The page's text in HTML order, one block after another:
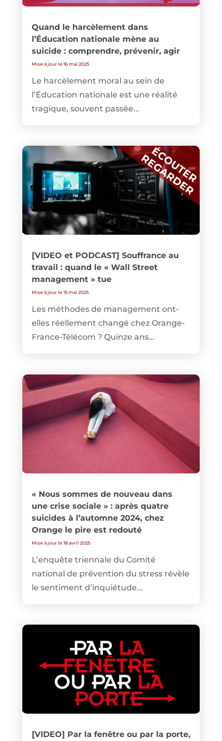
Quand le harcèlement dans
l’Éducation nationale mène au
suicide : comprendre, prévenir, agir
Mise à jour le 16 mai 2025
Le harcèlement moral au sein de
l’Éducation nationale est une réalité
tragique, souvent passée...
[VIDEO et PODCAST] Souffrance au
travail : quand le « Wall Street
management » tue
Mise à jour le 15 mai 2025
Les méthodes de management ont-
elles réellement changé chez Orange-
France-Télécom ? Quinze ans...
« Nous sommes de nouveau dans
une crise sociale » : après quatre
suicides à l’automne 2024, chez
Orange le pire est redouté
Mise à jour le 18 avril 2025
L’enquête triennale du Comité
national de prévention du stress révèle
le sentiment d’inquiétude...
[VIDEO] Par la fenêtre ou par la porte,